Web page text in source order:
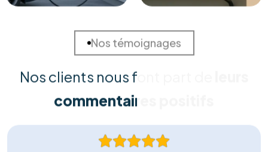
Nos équipes techniques qualifiées assurent une pose
(RGIE). Nous garantissons une intégration esthétique et
durable, sans risque pour votre toiture.
Matériel Premium
Nous ne faisons aucun compromis sur la qualité. Nous
marques Tier-1, reconnus pour leur rendement
supérieur et leur longévité garantie.